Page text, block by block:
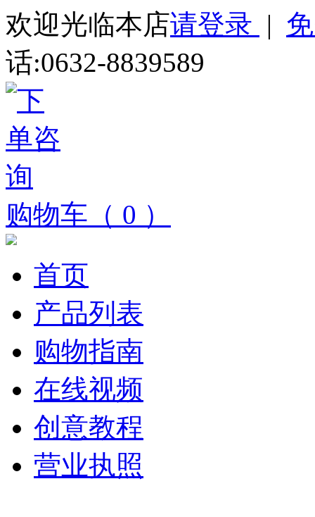
欢迎光临本店请登录 |
话:0632-8839589
购物车（ 0 ）
首页
产品列表
购物指南
在线视频
创意教程
营业执照